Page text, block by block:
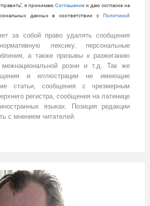
я принимаю Cоглашение и даю согласие на
данных в соответствии с Политикой
за собой право удалять сообщения
лексику, персональные
а также призывы к разжиганию
межнациональной розни и т.д. Так же
и иллюстрации не имеющие
статьи, сообщения с чрезмерным
регистра, сообщения на латинице
языках. Позиция редакции
с мнением читателей.